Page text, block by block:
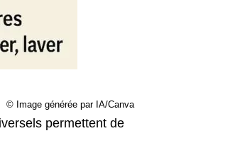
© Image générée par IA/Canva
permettent de